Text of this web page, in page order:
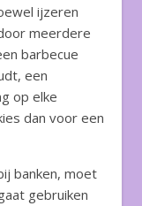
ijzeren
meerdere
barbecue
een
op elke
dan voor een
banken, moet
gebruiken